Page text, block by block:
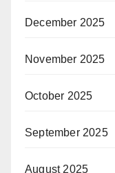
December 2025
November 2025
October 2025
September 2025
August 2025